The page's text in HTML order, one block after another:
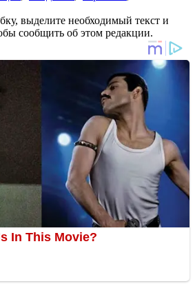
выделите необходимый текст и
сообщить об этом редакции.